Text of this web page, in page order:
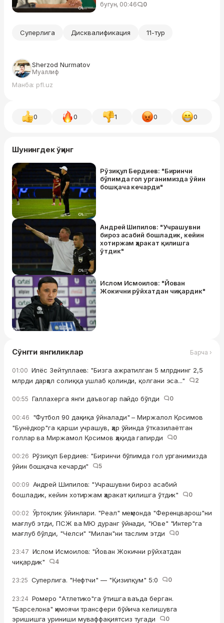
ҳақида гапирди
бугун, 00:46 0
Суперлига Дисквалификация 11-тур
Sherzod Nurmatov
Муаллиф
Манба: pfl.uz
0 0 1 0 0
Шунингдек ўқинг
Рўзиқул Бердиев: "Биринчи
бўлимда гол урганимизда ўйин
бошқача кечарди"
Андрей Шипилов: "Учрашувни
бироз асабий бошладик, кейин
хотиржам ҳаракат қилишга
ўтдик"
Ислом Исмоилов: "Йован
Жокични рўйхатдан чиқардик"
Сўнгги янгиликлар Барча ›
01:00 Илёс Зейтуллаев: "Бизга ажратилган 5 млрднинг 2,5
млрди дарҳол солиққа ушлаб қолинди, қолгани эса..."
2
00:55 Галлахерга янги даъвогар пайдо бўлди 0
00:46 "Футбол 90 дақиқа ўйналади" – Миржалол Қосимов
"Бунёдкор"га қарши учрашув, ҳар ўйинда ўтказилаётган
голлар ва Миржамол Қосимов ҳақида гапирди
0
00:26 Рўзиқул Бердиев: "Биринчи бўлимда гол урганимизда
ўйин бошқача кечарди"
5
00:09 Андрей Шипилов: "Учрашувни бироз асабий
бошладик, кейин хотиржам ҳаракат қилишга ўтдик"
0
00:02 Ўртоқлик ўйинлари. "Реал" меҳмонда "Ференцварош"ни
мағлуб этди, ПСЖ ва МЮ дуранг ўйнади, "Юве" "Интер"га
мағлуб бўлди, "Челси" "Милан"ни таслим этди
0
23:47 Ислом Исмоилов: "Йован Жокични рўйхатдан
чиқардик"
4
23:25 Суперлига. "Нефтчи" — "Қизилқум" 5:0 0
23:24 Ромеро "Атлетико"га ўтишга ваъда берган.
"Барселона" ҳимоячи трансфери бўйича келишувга
эришишга уриниши муваффақиятсиз тугади
0